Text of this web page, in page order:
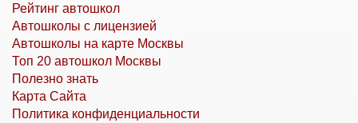
Рейтинг автошкол
Автошколы с лицензией
Автошколы на карте Москвы
Топ 20 автошкол Москвы
Полезно знать
Карта Сайта
Политика конфиденциальности